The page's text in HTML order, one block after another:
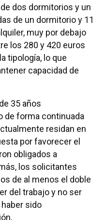
dos dormitorios y un
de un dormitorio y 11
muy por debajo
los 280 y 420 euros
tipología, lo que
capacidad de
35 años
de forma continuada
residan en
por favorecer el
obligados a
los solicitantes
de al menos el doble
del trabajo y no ser
sido